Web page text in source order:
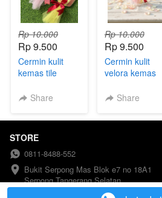
Rp 10.000
Rp 9.500
Cermin kulit
kemas tile
Share
Rp 10.000
Rp 9.500
Cermin kulit
velora kemas
Share
STORE
0811-8488-552
Bukit Serpong Mas Blok e7 no 18A1
Serpong Tangerang Selatan